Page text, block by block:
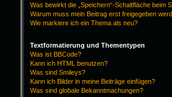
Was bewirkt die „Speichern“-Schaltfläche beim
Warum muss mein Beitrag erst freigegeben
Wie markiere ich ein Thema als neu?
Textformatierung und Thementypen
Was ist BBCode?
Kann ich HTML benutzen?
Was sind Smileys?
Kann ich Bilder in meine Beiträge einfügen?
Was sind globale Bekanntmachungen?